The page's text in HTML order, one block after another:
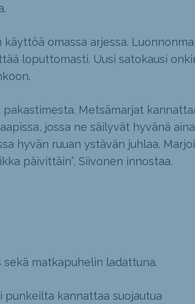
omassa arjessa.
loputtomasti. Uusi satokausi
Metsämarjat
jossa ne säilyvät hyvänä
hyvän ruuan ystävän juhlaa.
päivittäin”, Siivonen innostaa.
sekä matkapuhelin ladattuna.
kannattaa suojautua